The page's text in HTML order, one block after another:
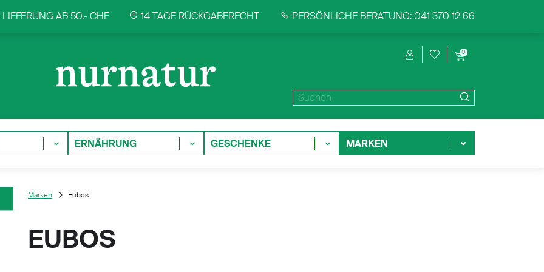
AB 50.- CHF 14 TAGE RÜCKGABERECHT PERSÖNLICHE BERATUNG: 041 370 12 66
0
ERNÄHRUNG GESCHENKE MARKEN
Marken Eubos
EUBOS